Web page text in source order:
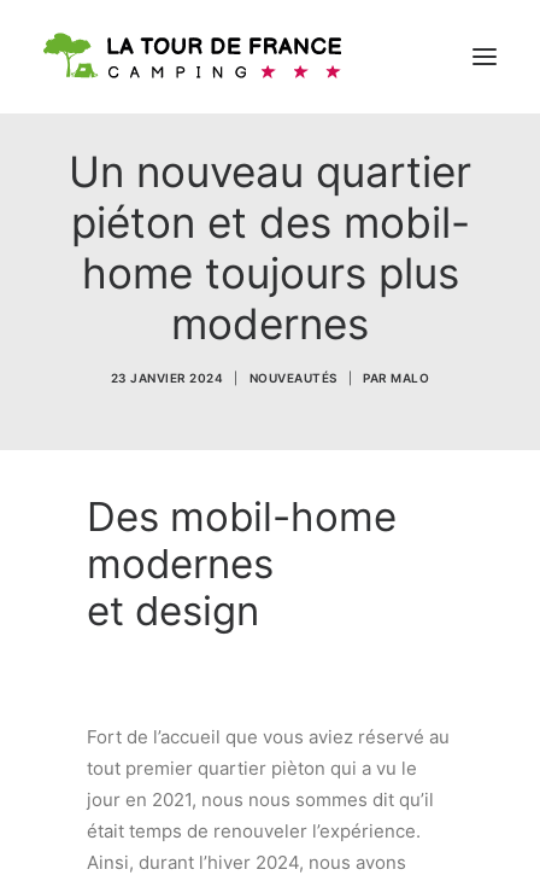
RÉSERVER
Un nouveau quartier
piéton et des mobil-
home toujours plus
modernes
23 JANVIER 2024 NOUVEAUTÉS PARMALO
Des mobil-home
modernes
et design
Fort de l’accueil que vous aviez réservé au
tout premier quartier pièton qui a vu le
jour en 2021, nous nous sommes dit qu’il
était temps de renouveler l’expérience.
Ainsi, durant l’hiver 2024, nous avons